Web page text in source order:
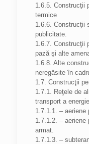
1.6.5. Construcţii
termice
1.6.6. Construcţii
publicitate.
1.6.7. Construcţii
pază şi alte
1.6.8. Alte
neregăsite în
1.7. Construcţii
1.7.1. Reţele de
transport a
1.7.1.1. – aeriene
1.7.1.2. –
armat.
1.7.1.3. –